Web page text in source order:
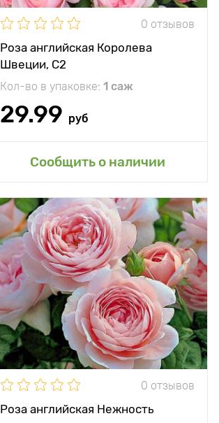
0 отзывов
Роза английская Королева
Швеции, C2
Кол-во в упаковке: 1 саж
29.99 руб
Сообщить о наличии
Добавить в мой сад
0 отзывов
Роза английская Нежность